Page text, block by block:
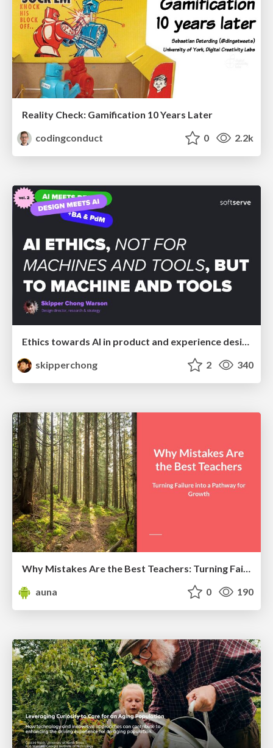
Reality Check: Gamification 10 Years Later
codingconduct
0 2.2k
Ethics towards AI in product and experience design
skipperchong
2 340
Why Mistakes Are the Best Teachers: Turning Failure into a Pathway for Growth
auna
0 190